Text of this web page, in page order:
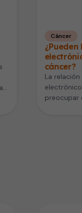
a
Cáncer
cáncer?
La
preocupar